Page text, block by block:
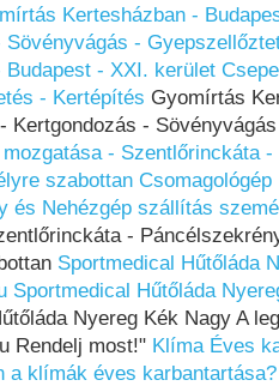
Kertesházban -
Sövényvágás -
Budapest - XXI. kerület
- Kertépítés Gyomírtás
Kertgondozás -
mozgatása - Szentlőrinckáta
szabottan
és Nehézgép szállítás
-
Sportmedical Hűtőláda
Sportmedical Hűtőláda
Nyereg Kék Nagy A
Rendelj most!" Klíma Éves
a klímák éves